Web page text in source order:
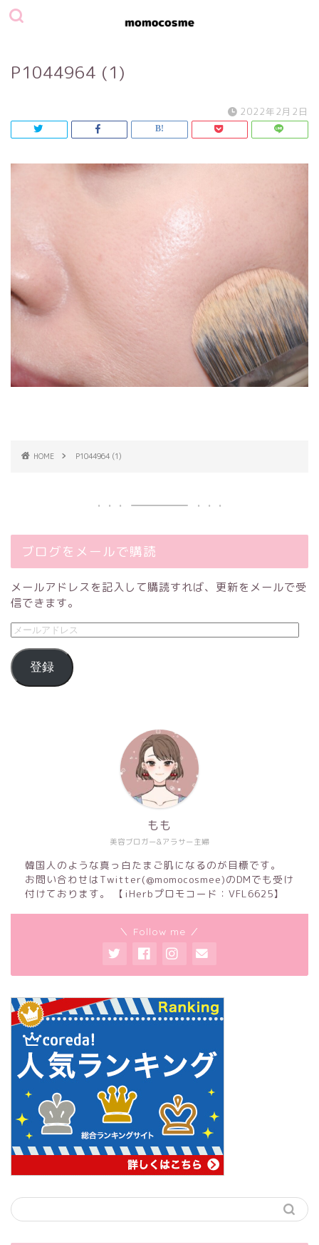
P1044964 (1)
2022年2月2日
HOME P1044964 (1)
ブログをメールで購読
メールアドレスを記入して購読すれば、更新をメールで受
信できます。
登録
美容ブロガー&アラサー主婦
もも
韓国人のような真っ白たまご肌になるのが目標です。
お問い合わせはTwitter(@momocosmee)のDMでも受け
付けております。 【iHerbプロモコード：VFL6625】
＼ Follow me ／